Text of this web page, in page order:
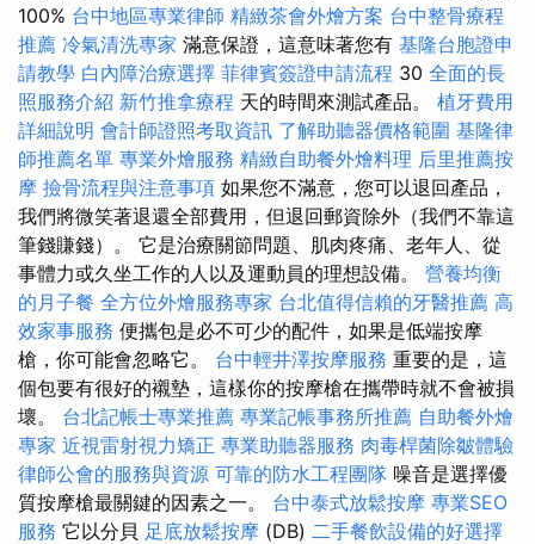
100% 台中地區專業律師 精緻茶會外燴方案 台中整骨療程
推薦 冷氣清洗專家 滿意保證，這意味著您有 基隆台胞證申
請教學 白內障治療選擇 菲律賓簽證申請流程 30 全面的長
照服務介紹 新竹推拿療程 天的時間來測試產品。 植牙費用
詳細說明 會計師證照考取資訊 了解助聽器價格範圍 基隆律
師推薦名單 專業外燴服務 精緻自助餐外燴料理 后里推薦按
摩 撿骨流程與注意事項 如果您不滿意，您可以退回產品，
我們將微笑著退還全部費用，但退回郵資除外（我們不靠這
筆錢賺錢）。 它是治療關節問題、肌肉疼痛、老年人、從
事體力或久坐工作的人以及運動員的理想設備。 營養均衡
的月子餐 全方位外燴服務專家 台北值得信賴的牙醫推薦 高
效家事服務 便攜包是必不可少的配件，如果是低端按摩
槍，你可能會忽略它。 台中輕井澤按摩服務 重要的是，這
個包要有很好的襯墊，這樣你的按摩槍在攜帶時就不會被損
壞。 台北記帳士專業推薦 專業記帳事務所推薦 自助餐外燴
專家 近視雷射視力矯正 專業助聽器服務 肉毒桿菌除皺體驗
律師公會的服務與資源 可靠的防水工程團隊 噪音是選擇優
質按摩槍最關鍵的因素之一。 台中泰式放鬆按摩 專業SEO
服務 它以分貝 足底放鬆按摩 (DB) 二手餐飲設備的好選擇